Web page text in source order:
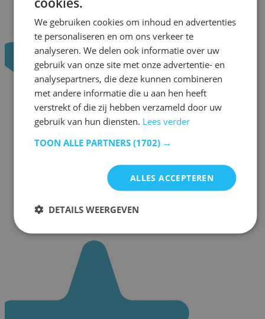
We gebruiken cookies om inhoud en advertenties
te personaliseren en om ons verkeer te
analyseren. We delen ook informatie over uw
gebruik van onze site met onze advertentie- en
analysepartners, die deze kunnen combineren
met andere informatie die u aan hen heeft
verstrekt of die zij hebben verzameld door uw
gebruik van hun diensten. Lees verder
TOON ALLE PARTNERS (1702) →
ALLES ACCEPTEREN
DETAILS WEERGEVEN